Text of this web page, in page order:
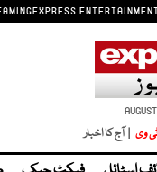
EXPRESS
وی | آج کا اخبار